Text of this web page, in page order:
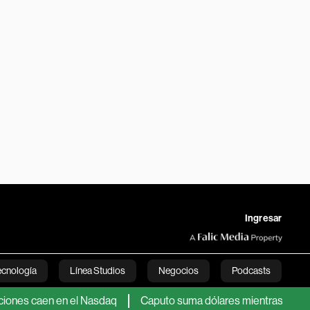
Ingresar
Línea Studios Negocios Podcasts
English
en el Nasdaq Caputo suma dólares mientras analistas